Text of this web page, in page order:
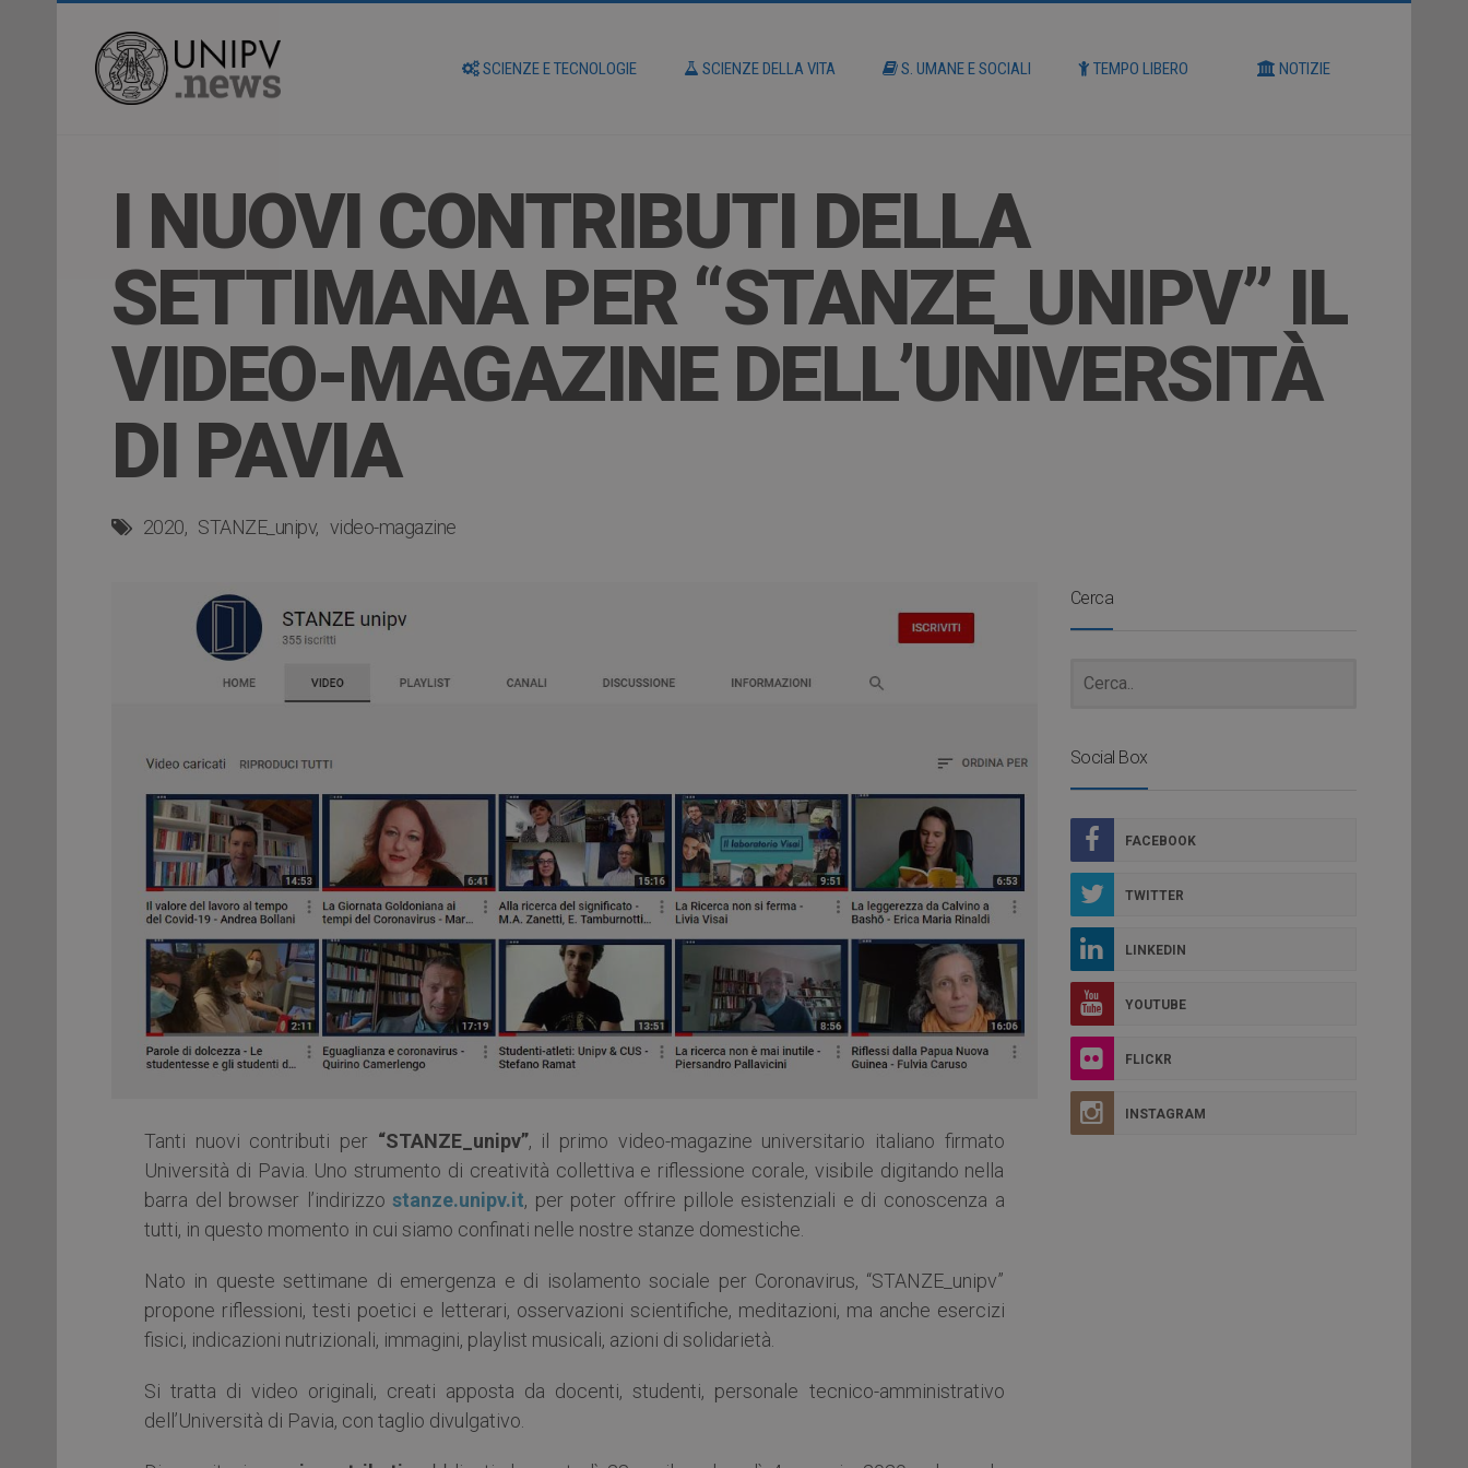
SCIENZE E TECNOLOGIE SCIENZE DELLA VITA S. UMANE E SOCIALI TEMPO LIBERO NOTIZIE
I NUOVI CONTRIBUTI DELLA
SETTIMANA PER “STANZE_UNIPV” IL
VIDEO-MAGAZINE DELL’UNIVERSITÀ
DI PAVIA
2020 STANZE_unipv video-magazine
Tanti nuovi contributi per“STANZE_unipv”, il primo video-magazine universitario italiano firmato
Università di Pavia. Uno strumento di creatività collettiva e riflessione corale, visibile digitando nella
barra del browser l’indirizzostanze.unipv.it, per poter offrire pillole esistenziali e di conoscenza a
tutti, in questo momento in cui siamo confinati nelle nostre stanze domestiche.
Nato in queste settimane di emergenza e di isolamento sociale per Coronavirus, “STANZE_unipv”
propone riflessioni, testi poetici e letterari, osservazioni scientifiche, meditazioni, ma anche esercizi
fisici, indicazioni nutrizionali, immagini, playlist musicali, azioni di solidarietà.
Si tratta di video originali, creati apposta da docenti, studenti, personale tecnico-amministrativo
dell’Università di Pavia, con taglio divulgativo.
Cerca
Social Box
FACEBOOK
TWITTER
LINKEDIN
YOUTUBE
FLICKR
INSTAGRAM